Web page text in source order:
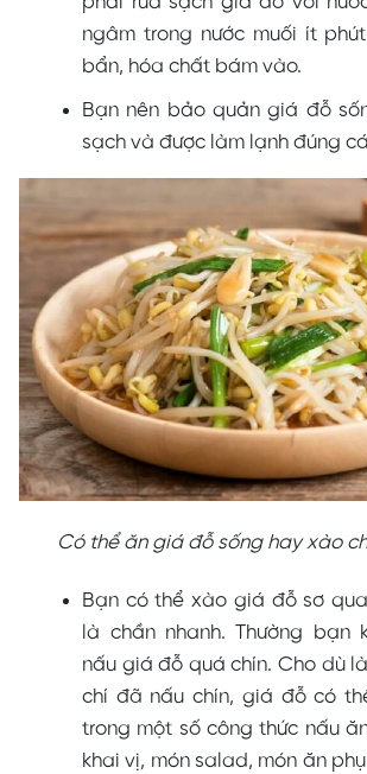
ngâm trong nước muối ít
bẩn, hóa chất bám vào.
Bạn nên bảo quản giá đỗ
sạch và được làm lạnh đúng
Có thể ăn giá đỗ sống hay xào
Bạn có thể xào giá đỗ sơ
là chần nhanh. Thường bạn
nấu giá đỗ quá chín. Cho dù
chí đã nấu chín, giá đỗ có
trong một số công thức nấu
khai vị, món salad, món ăn